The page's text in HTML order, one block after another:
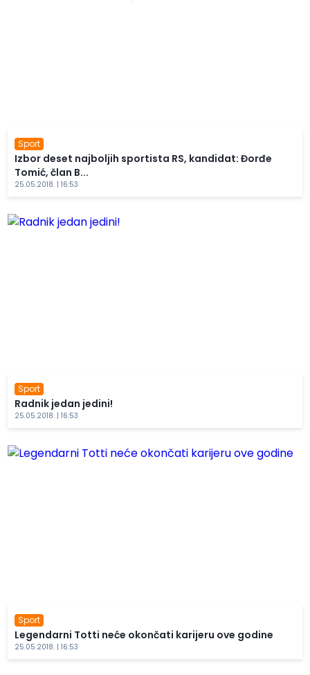
Sport
Izbor deset najboljih sportista RS, kandidat: Đorđe
Tomić, član B...
25.05.2018. | 16:53
Sport
Radnik jedan jedini!
25.05.2018. | 16:53
Sport
Legendarni Totti neće okončati karijeru ove godine
25.05.2018. | 16:53